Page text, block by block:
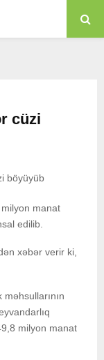
cüzi
manat
edilib.
xəbər verir ki,
milyon manat